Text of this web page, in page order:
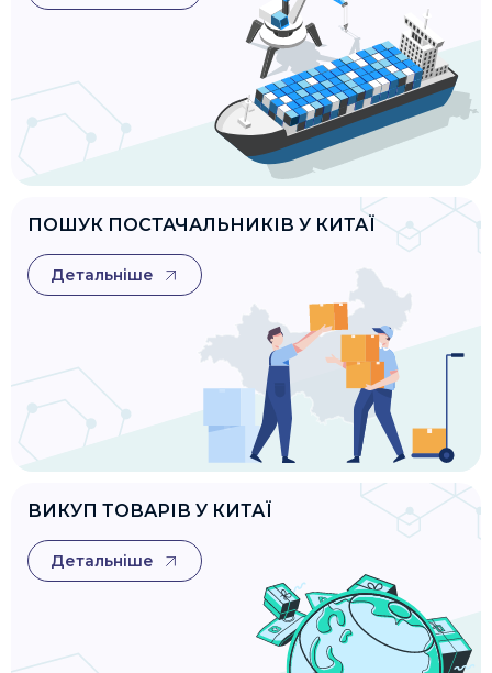
ПОШУК ПОСТАЧАЛЬНИКІВ У КИТАЇ
Детальніше
ВИКУП ТОВАРІВ У КИТАЇ
Детальніше